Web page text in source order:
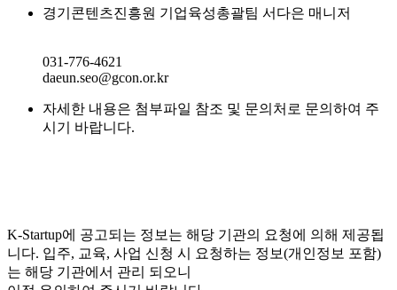
경기콘텐츠진흥원 기업육성총괄팀 서다은 매니저
031-776-4621
daeun.seo@gcon.or.kr
자세한 내용은 첨부파일 참조 및 문의처로 문의하여 주
시기 바랍니다.
K-Startup에 공고되는 정보는 해당 기관의 요청에 의해 제공됩
니다. 입주, 교육, 사업 신청 시 요청하는 정보(개인정보 포함)
는 해당 기관에서 관리 되오니